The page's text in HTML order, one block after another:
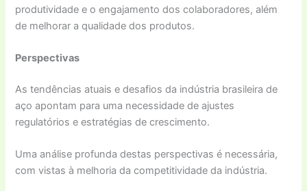
produtividade e o engajamento dos colaboradores, além
de melhorar a qualidade dos produtos.
Perspectivas
As tendências atuais e desafios da indústria brasileira de
aço apontam para uma necessidade de ajustes
regulatórios e estratégias de crescimento.
Uma análise profunda destas perspectivas é necessária,
com vistas à melhoria da competitividade da indústria.